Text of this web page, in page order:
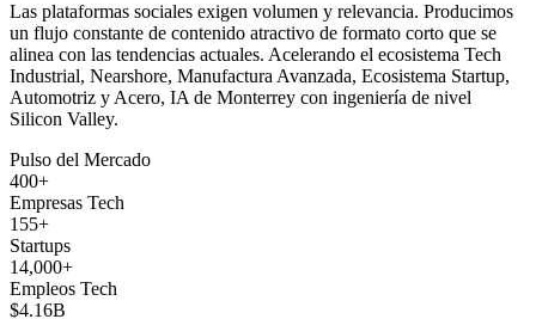
Las plataformas sociales exigen volumen y relevancia. Producimos
un flujo constante de contenido atractivo de formato corto que se
alinea con las tendencias actuales. Acelerando el ecosistema Tech
Industrial, Nearshore, Manufactura Avanzada, Ecosistema Startup,
Automotriz y Acero, IA de Monterrey con ingeniería de nivel
Silicon Valley.
Pulso del Mercado
400+
Empresas Tech
155+
Startups
14,000+
Empleos Tech
$4.16B